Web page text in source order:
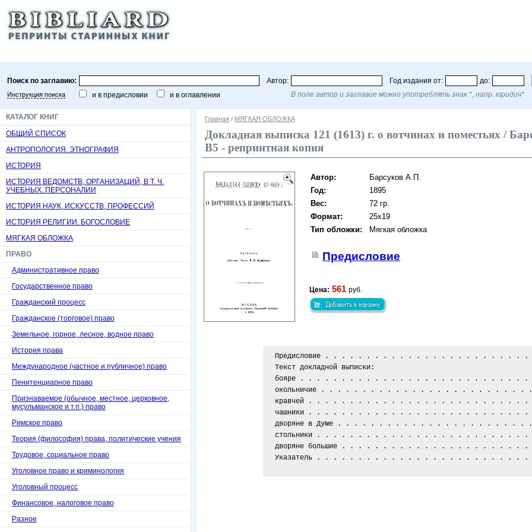
Поиск по заглавию: Автор: Год издания от: до:
Инструкция поиска и в предисловии и в оглавлении В поле автор и заглавие можно употреблять знак *, напр. юридич*
КАТАЛОГ КНИГ
ОБЩИЙ СПИСОК
АНТРОПОЛОГИЯ. ЭТНОГРАФИЯ
ИСТОРИЯ
ИСТОРИЯ ВЕДОМСТВ, ОРГАНИЗАЦИЙ, В Т. Ч.
УЧЕБНЫХ. ПЕРСОНАЛИИ
ИСТОРИЯ НАУК, ИСКУССТВ, ПРОФЕССИЙ
ИСТОРИЯ РЕЛИГИИ. БОГОСЛОВИЕ
МЯГКАЯ ОБЛОЖКА
ПРАВО
Административное право
Государственное право
Гражданский процесс
Гражданское (торговое) право
Земельное, горное, лесное, водное право
История права
Международное (частное и публичное) право
Пенитенциарное право
Признаваемое (обычное, местное, церковное,
мусульманское и т.п.) право
Римское право
Теория (философия) права, политические учения
Трудовое, социальное право
Уголовное право и криминология
Уголовный процесс
Финансовое, налоговое право
Разное
Главная / МЯГКАЯ ОБЛОЖКА
Докладная выписка 121 (1613) г. о вотчинах и поместьях /
В5 - репринтная копия
Автор:
Барсуков А.П.
Год:
1895
Вес:
72 гр.
Формат:
25х19
Тип обложки:
Мягкая обложка
Предисловие
Цена: 561 руб.
Предисловие . . . . . . . . . . . . . . . . . . . . . . . . .
Текст докладной выписки:
бояре . . . . . . . . . . . . . . . . . . . . . . . . . . . .
окольничие . . . . . . . . . . . . . . . . . . . . . . . . .
кравчей . . . . . . . . . . . . . . . . . . . . . . . . . . .
чашники . . . . . . . . . . . . . . . . . . . . . . . . . . .
дворяне в Думе . . . . . . . . . . . . . . . . . . . . . . .
стольники . . . . . . . . . . . . . . . . . . . . . . . . . .
дворяне большие . . . . . . . . . . . . . . . . . . . . . . .
Указатель . . . . . . . . . . . . . . . . . . . . . . . . . .